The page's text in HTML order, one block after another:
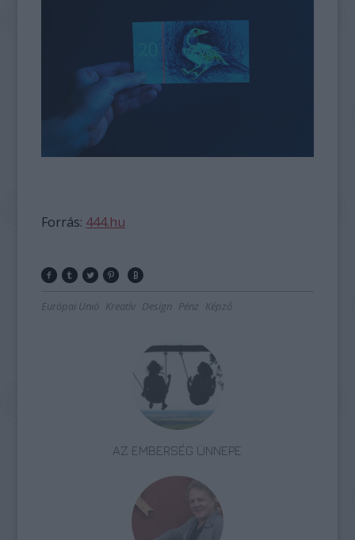
Forrás: 444.hu
Európai Unió Kreatív Design Pénz Képző
AZ EMBERSÉG ÜNNEPE